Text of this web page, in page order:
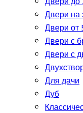
Двери на
Двери от
Двери с
Двери с
Для дачи
Дуб